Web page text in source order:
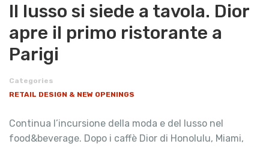
Il lusso si siede a tavola. Dior
apre il primo ristorante a
Parigi
Categories
RETAIL DESIGN & NEW OPENINGS
Continua l’incursione della moda e del lusso nel
food&beverage. Dopo i caffè Dior di Honolulu, Miami,